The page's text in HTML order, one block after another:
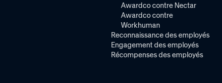
Awardco contre Nectar
Awardco contre
Workhuman
Reconnaissance des employés
Engagement des employés
Récompenses des employés